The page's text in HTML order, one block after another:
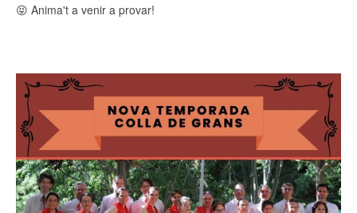
😝 Anima't a venir a provar!